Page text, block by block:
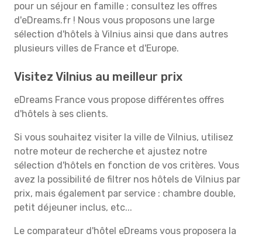
pour un séjour en famille ; consultez les offres
d'eDreams.fr ! Nous vous proposons une large
sélection d'hôtels à Vilnius ainsi que dans autres
plusieurs villes de France et d'Europe.
Visitez Vilnius au meilleur prix
eDreams France vous propose différentes offres
d'hôtels à ses clients.
Si vous souhaitez visiter la ville de Vilnius, utilisez
notre moteur de recherche et ajustez notre
sélection d'hôtels en fonction de vos critères. Vous
avez la possibilité de filtrer nos hôtels de Vilnius par
prix, mais également par service : chambre double,
petit déjeuner inclus, etc...
Le comparateur d'hôtel eDreams vous proposera la